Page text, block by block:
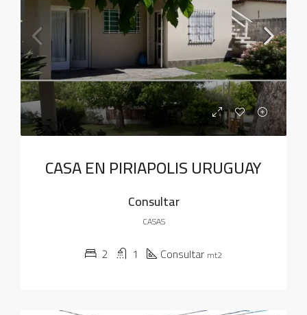
CASA EN PIRIAPOLIS URUGUAY
Consultar
CASAS
2 1 Consultar mt2